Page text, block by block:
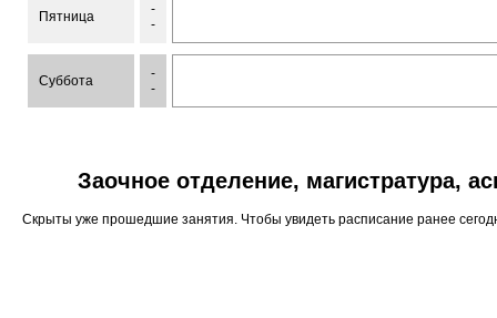
Пятница
-
-
Суббота
-
-
Заочное отделение, магистратура,
Скрыты уже прошедшие занятия. Чтобы увидеть расписание ранее